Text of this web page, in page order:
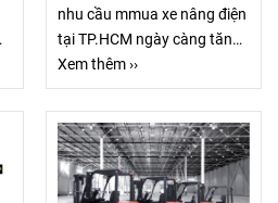
nhu cầu mmua xe nâng điện
tại TP.HCM ngày càng tăng
cao nhằm tối ưu hóa hoạt
động vận chuyển và nâng
hạ hàng hóa. Khi mua xe
nâng điện tại TP.HCM, khách
hàng dễ dàng tiếp cận với
các dịch vụ hậu mãi chuyên
Xem thêm ››